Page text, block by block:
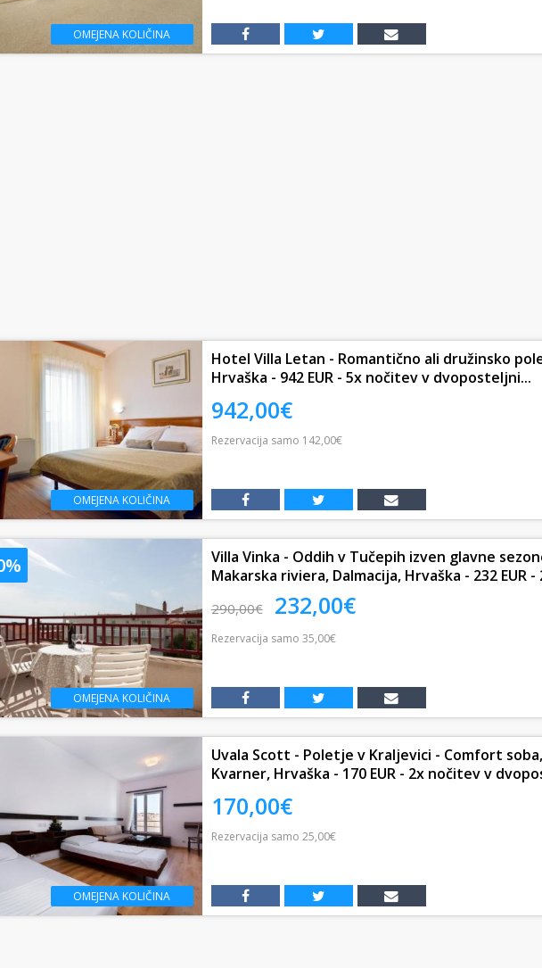
OMEJENA KOLIČINA
OMEJENA KOLIČINA
Hotel Villa Letan - Romantično ali družinsko
Hrvaška - 942 EUR - 5x nočitev v dvoposteljni...
942,00€
Rezervacija samo 142,00€
OMEJENA KOLIČINA
Villa Vinka - Oddih v Tučepih izven glavne
Makarska riviera, Dalmacija, Hrvaška - 232 EUR -
290,00€ 232,00€
Rezervacija samo 35,00€
OMEJENA KOLIČINA
Uvala Scott - Poletje v Kraljevici - Comfort
Kvarner, Hrvaška - 170 EUR - 2x nočitev v
170,00€
Rezervacija samo 25,00€